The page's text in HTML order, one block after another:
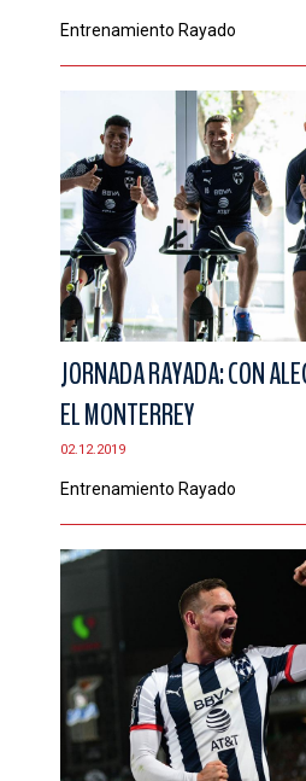
Entrenamiento Rayado
JORNADA RAYADA: CON
EL MONTERREY
02.12.2019
Entrenamiento Rayado